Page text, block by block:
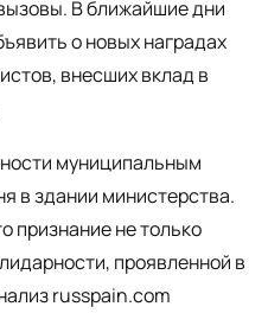
В ближайшие дни
о новых наградах
внесших вклад в
муниципальным
в здании министерства.
признание не только
проявленной в
russpain.com